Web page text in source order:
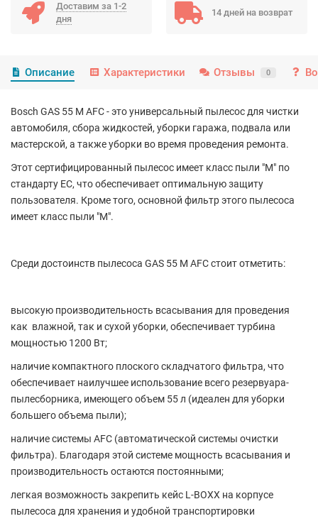
Доставим за 1-2
дня
14 дней на возврат
Описание Характеристики Отзывы 0
Bosch GAS 55 M AFC - это универсальный пылесос для чистки
автомобиля, сбора жидкостей, уборки гаража, подвала или
мастерской, а также уборки во время проведения ремонта.
Этот сертифицированный пылесос имеет класс пыли "М" по
стандарту EC, что обеспечивает оптимальную защиту
пользователя. Кроме того, основной фильтр этого пылесоса
имеет класс пыли "М".
Среди достоинств пылесоса GAS 55 M AFC стоит отметить:
высокую производительность всасывания для проведения
как влажной, так и сухой уборки, обеспечивает турбина
мощностью 1200 Вт;
наличие компактного плоского складчатого фильтра, что
обеспечивает наилучшее использование всего резервуара-
пылесборника, имеющего объем 55 л (идеален для уборки
большего объема пыли);
наличие системы AFC (автоматической системы очистки
фильтра). Благодаря этой системе мощность всасывания и
производительность остаются постоянными;
легкая возможность закрепить кейс L-BOXX на корпусе
пылесоса для хранения и удобной транспортировки